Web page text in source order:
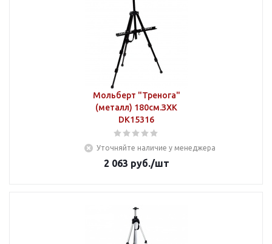
Мольберт "Тренога"
(металл) 180см.ЗХК
DK15316
Уточняйте наличие у менеджера
2 063 руб./шт